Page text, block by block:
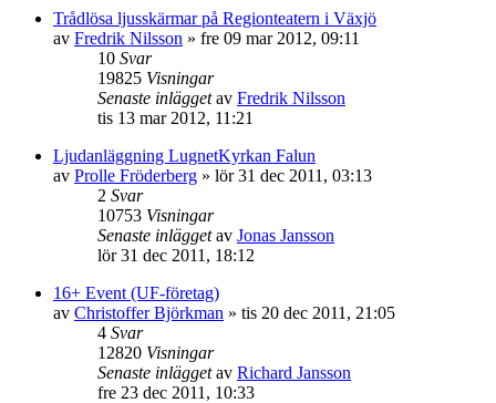
Trådlösa ljusskärmar på Regionteatern i Växjö
av Fredrik Nilsson » fre 09 mar 2012, 09:11
10 Svar
19825 Visningar
Senaste inläggetav Fredrik Nilsson
tis 13 mar 2012, 11:21
Ljudanläggning LugnetKyrkan Falun
av Prolle Fröderberg » lör 31 dec 2011, 03:13
2 Svar
10753 Visningar
Senaste inläggetav Jonas Jansson
lör 31 dec 2011, 18:12
16+ Event (UF-företag)
av Christoffer Björkman » tis 20 dec 2011, 21:05
4 Svar
12820 Visningar
Senaste inläggetav Richard Jansson
fre 23 dec 2011, 10:33